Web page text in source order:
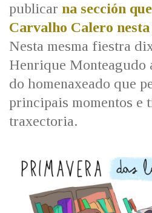
publicar na sección
Carvalho Calero
Nesta mesma fiestra
Henrique Monteagudo
do homenaxeado que
principais momentos e
traxectoria.